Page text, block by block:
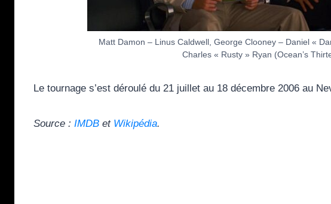
Matt Damon – Linus Caldwell, George Clooney – Daniel «
Charles « Rusty » Ryan (Ocean’s
Le tournage s’est déroulé du 21 juillet au 18 décembre 2006 au
Source : IMDB et Wikipédia.